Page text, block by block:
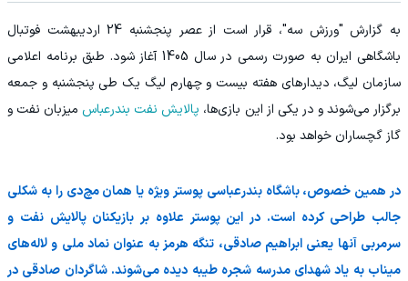
به گزارش "ورزش سه"، قرار است از عصر پنجشنبه 24 اردیبهشت فوتبال
باشگاهی ایران به صورت رسمی در سال 1405 آغاز شود. طبق برنامه اعلامی
سازمان لیگ، دیدارهای هفته بیست و چهارم لیگ یک طی پنجشنبه و جمعه
برگزار می‌شوند و در یکی از این بازی‌ها، پالایش نفت بندرعباس میزبان نفت و
گاز گچساران خواهد بود.
در همین خصوص، باشگاه بندرعباسی پوستر ویژه یا همان مچ‌دی را به شکلی
جالب طراحی کرده است. در این پوستر علاوه بر بازیکنان پالایش نفت و
سرمربی آنها یعنی ابراهیم صادقی، تنگه هرمز به عنوان نماد ملی و لاله‌های
میناب به یاد شهدای مدرسه شجره طیبه دیده می‌شوند. شاگردان صادقی در